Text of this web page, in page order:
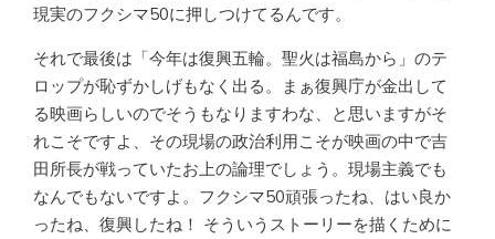
現実のフクシマ50に押しつけてるんです。
それで最後は「今年は復興五輪。聖火は福島から」のテ
ロップが恥ずかしげもなく出る。まぁ復興庁が金出して
る映画らしいのでそうもなりますわな、と思いますがそ
れこそですよ、その現場の政治利用こそが映画の中で吉
田所長が戦っていたお上の論理でしょう。現場主義でも
なんでもないですよ。フクシマ50頑張ったね、はい良か
ったね、復興したね！ そういうストーリーを描くために